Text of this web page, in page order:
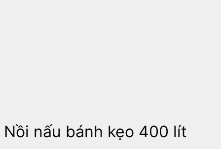
Nồi nấu bánh kẹo 400 lít